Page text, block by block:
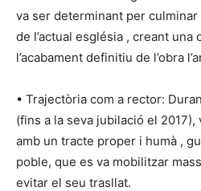
va ser determinant per
de l’actual església , creant
l’acabament definitiu de l’obra
• Trajectòria com a rector:
(fins a la seva jubilació el
amb un tracte proper i humà ,
poble, que es va mobilitzar
evitar el seu trasllat.